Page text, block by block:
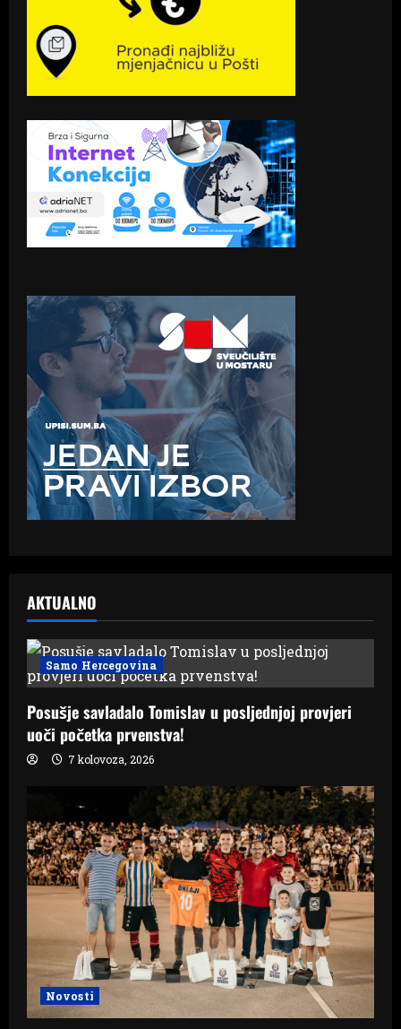
AKTUALNO
Samo Hercegovina
Posušje savladalo Tomislav u posljednjoj provjeri
uoči početka prvenstva!
7 kolovoza, 2026
Novosti